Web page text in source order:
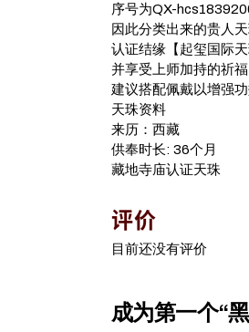
序号为QX-
因此分类出来的贵人
认证结缘【起玺国际
并享受上师加持的祈福
建议搭配佩戴以增强功
天珠资料
来历：西藏
供奉时长: 36个月
藏地寺庙认证天珠
评价
目前还没有评价
成为第一个“